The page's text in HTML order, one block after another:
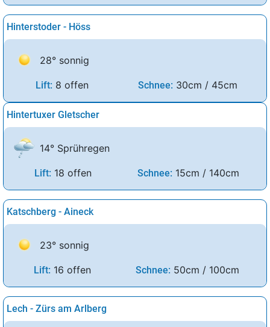
Hinterstoder - Höss
28° sonnig
Lift: 8 offen Schnee: 30cm / 45cm
Hintertuxer Gletscher
14° Sprühregen
Lift: 18 offen Schnee: 15cm / 140cm
Katschberg - Aineck
23° sonnig
Lift: 16 offen Schnee: 50cm / 100cm
Lech - Zürs am Arlberg